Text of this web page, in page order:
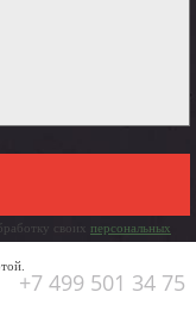
своих персональных
+7 499 501 34 75